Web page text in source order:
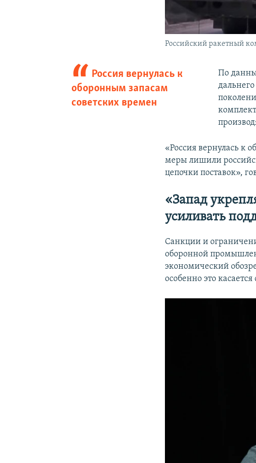
Российский ракетный
Россия вернулась к
оборонным запасам
советских времен
По
«Россия вернулась к
меры лишили
цепочки поставок»,
«Запад
усиливать
Санкции и
оборонной
экономический
особенно это